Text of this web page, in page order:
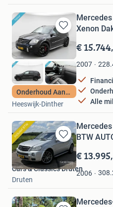
Bewaren
in
Mijn
Favorieten
Onderhoud Aanwezig
Xenon
€
2007
Alle
D.H.J Auto's
Heeswijk-Dinther
Bewaren
in
Mijn
Favorieten
BTW
€
2006
Cars & Classics Druten
Druten